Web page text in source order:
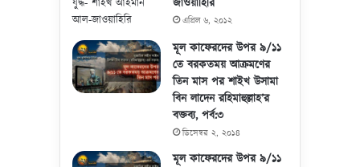
জাওয়াহিরি
এপ্রিল ৬, ২০১২
মূল কাফেরদের উপর ৯/১১
তে বরকতময় আক্রমণের
তিন মাস পর শাইখ উসামা
বিন লাদেন রহিমাহুল্লাহ’র
বক্তব্য, পর্ব:৩
ডিসেম্বর ২, ২০১৪
মূল কাফেরদের উপর ৯/১১